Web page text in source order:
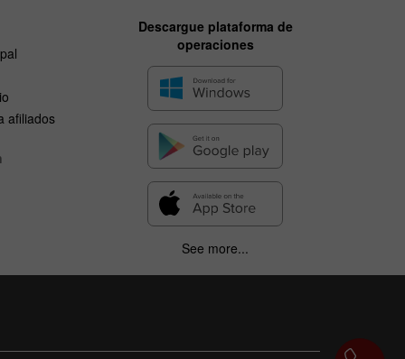
afiliados
Descargue plataforma de
operaciones
See more...